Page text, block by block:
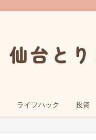
ライフハック 投資